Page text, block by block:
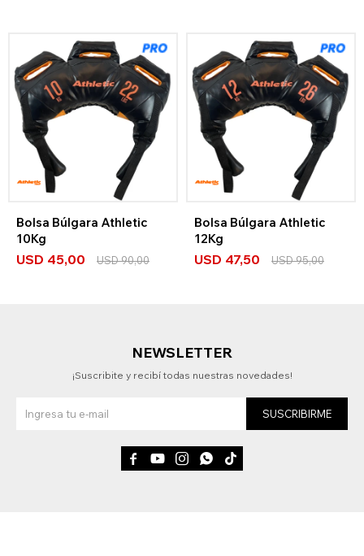
Bolsa Búlgara Athletic
10Kg
USD 45,00 USD90,00
Bolsa Búlgara Athletic
12Kg
USD 47,50 USD95,00
NEWSLETTER
¡Suscribite y recibí todas nuestras novedades!
SUSCRIBIRME
    